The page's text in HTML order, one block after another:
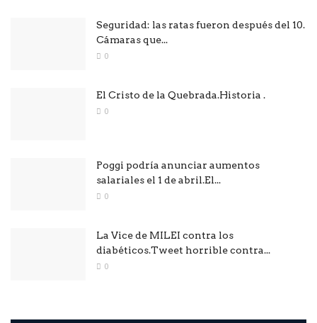
Seguridad: las ratas fueron después del 10.
Cámaras que...
0
El Cristo de la Quebrada.Historia .
0
Poggi podría anunciar aumentos
salariales el 1 de abril.El...
0
La Vice de MILEI contra los
diabéticos.Tweet horrible contra...
0